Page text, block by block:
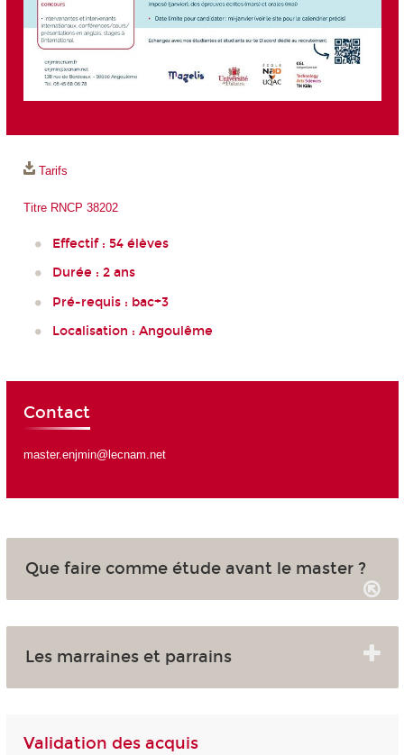
Tarifs
Titre RNCP 38202
Effectif : 54 élèves
Durée : 2 ans
Pré-requis : bac+3
Localisation : Angoulême
Contact
master.enjmin@lecnam.net
Que faire comme étude avant le master ?
Les marraines et parrains
Validation des acquis